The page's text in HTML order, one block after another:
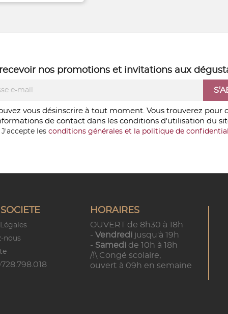
nos promotionset invitations aux
vous désinscrire à tout moment. Vous trouverez pour
de contact dans les conditions d'utilisation du
J'accepte les conditions générales et la politique de
nous
HORAIRES
OUVERT de 8h30 à 18h
-Vendredi jusqu'à 19h
- Samedi de 10h à 18h
/!\ Congé scolaire,
ouvert à 09h en semaine